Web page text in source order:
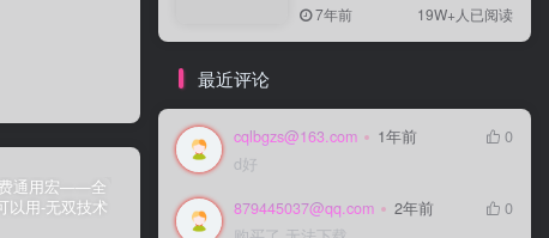
7年前 19W+人已阅读
最近评论
cqlbgzs@163.com 1年前
0
d好
879445037@qq.com 2年前
0